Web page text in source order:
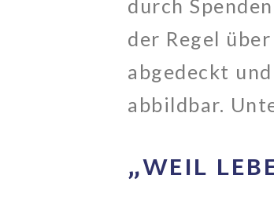
durch
der Regel
abgedeckt
abbildbar.
„WEIL